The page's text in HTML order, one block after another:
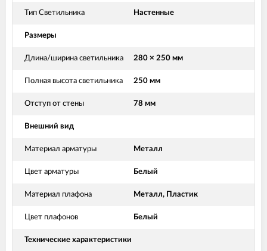
Тип Светильника Настенные
Размеры
Длина/ширина светильника 280 × 250 мм
Полная высота светильника 250 мм
Отступ от стены 78 мм
Внешний вид
Материал арматуры Металл
Цвет арматуры Белый
Материал плафона Металл, Пластик
Цвет плафонов Белый
Технические характеристики